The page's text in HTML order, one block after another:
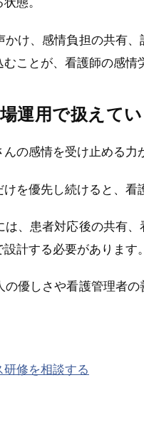
かけ、感情負担の共有
ことが、看護師の感
運用で扱えて
の感情を受け止める力
けを優先し続けると、
、患者対応後の共有
計する必要があります
の優しさや看護管理者
修を相談する